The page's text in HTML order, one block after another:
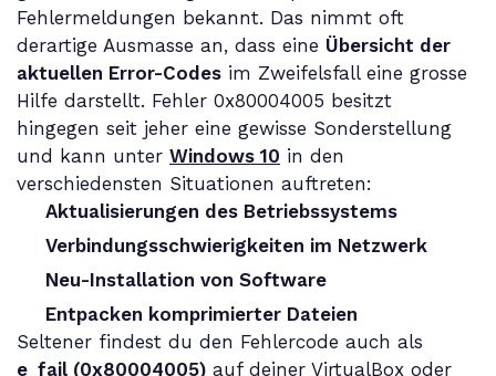
Fehlermeldungen bekannt. Das nimmt oft
derartige Ausmasse an, dass eine Übersicht der
aktuellen Error-Codes im Zweifelsfall eine grosse
Hilfe darstellt. Fehler 0x80004005 besitzt
hingegen seit jeher eine gewisse Sonderstellung
und kann unter Windows 10 in den
verschiedensten Situationen auftreten:
Aktualisierungen des Betriebssystems
Verbindungsschwierigkeiten im Netzwerk
Neu-Installation von Software
Entpacken komprimierter Dateien
Seltener findest du den Fehlercode auch als
e_fail (0x80004005) auf deiner VirtualBox oder